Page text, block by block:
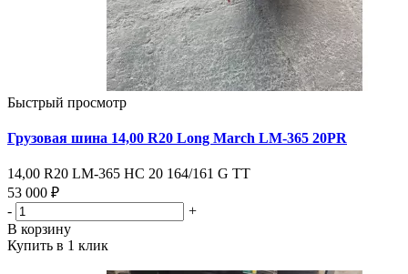
Быстрый просмотр
Грузовая шина 14,00 R20 Long March LM-365 20PR
14,00 R20 LM-365 НС 20 164/161 G ТТ
53 000 ₽
-
+
В корзину
Купить в 1 клик